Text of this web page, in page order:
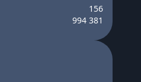
156
994 381